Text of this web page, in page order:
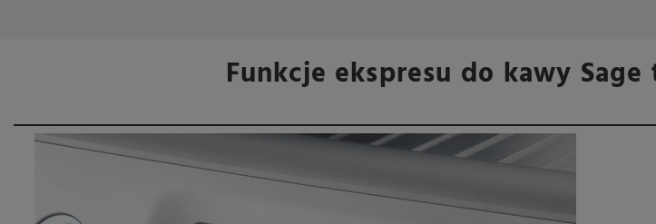
Funkcje ekspresu do kawy